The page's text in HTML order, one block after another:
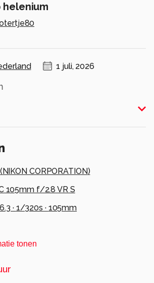
helenium
1 juli, 2026
(NIKON CORPORATION)
105mm f/2.8 VR S
· 1/320s · 105mm
tonen